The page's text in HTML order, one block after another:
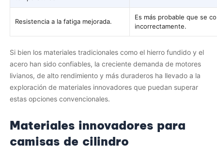
Resistencia a la fatiga mejorada.
Es más probable que se
incorrectamente.
Si bien los materiales tradicionales como el hierro fundido y el
acero han sido confiables, la creciente demanda de motores
livianos, de alto rendimiento y más duraderos ha llevado a la
exploración de materiales innovadores que puedan superar
estas opciones convencionales.
Materiales innovadores para
camisas de cilindro